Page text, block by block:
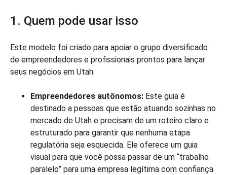
1. Quem pode usar isso
Este modelo foi criado para apoiar o grupo diversificado
de empreendedores e profissionais prontos para lançar
seus negócios em Utah:
Empreendedores autônomos: Este guia é
destinado a pessoas que estão atuando sozinhas no
mercado de Utah e precisam de um roteiro claro e
estruturado para garantir que nenhuma etapa
regulatória seja esquecida. Ele oferece um guia
visual para que você possa passar de um “trabalho
paralelo” para uma empresa legítima com confiança.